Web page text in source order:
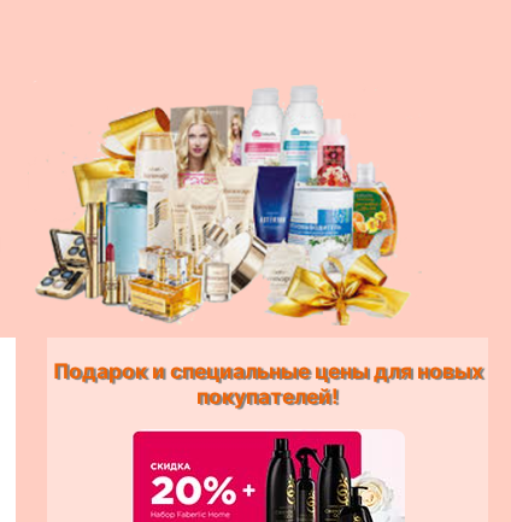
Подарок и специальные цены для новых
покупателей!